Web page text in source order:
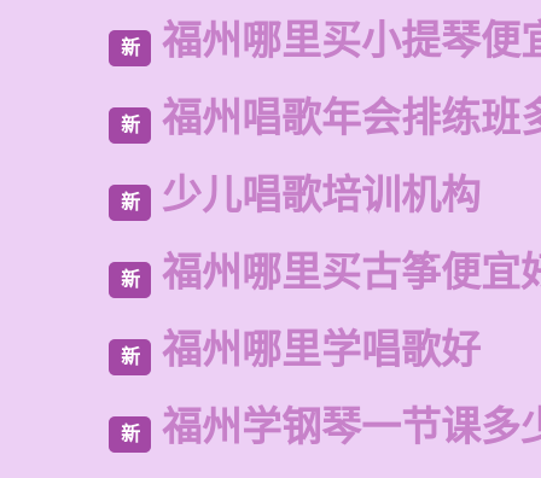
新 福州哪里买小提琴便
新 福州唱歌年会排练班
新 少儿唱歌培训机构
新 福州哪里买古筝便宜
新 福州哪里学唱歌好
新 福州学钢琴一节课多